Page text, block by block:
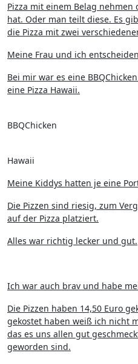
Pizza mit einem Belag
hat. Oder man teilt diese. Es
die Pizza mit zwei
Meine Frau und ich
Bei mir war es eine
eine Pizza Hawaii.
BBQChicken
Hawaii
Meine Kiddys hatten je eine
Die Pizzen sind riesig, zum
auf der Pizza platziert.
Alles war richtig lecker und gut.
Ich war auch brav und habe
Die Pizzen haben 14,50 Euro
gekostet haben weiß ich nicht
das es uns allen gut
geworden sind.